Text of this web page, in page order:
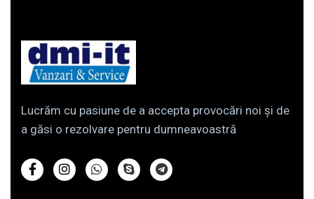
Lucrăm cu pasiune de a accepta provocări noi și de
a găsi o rezolvare pentru dumneavoastră